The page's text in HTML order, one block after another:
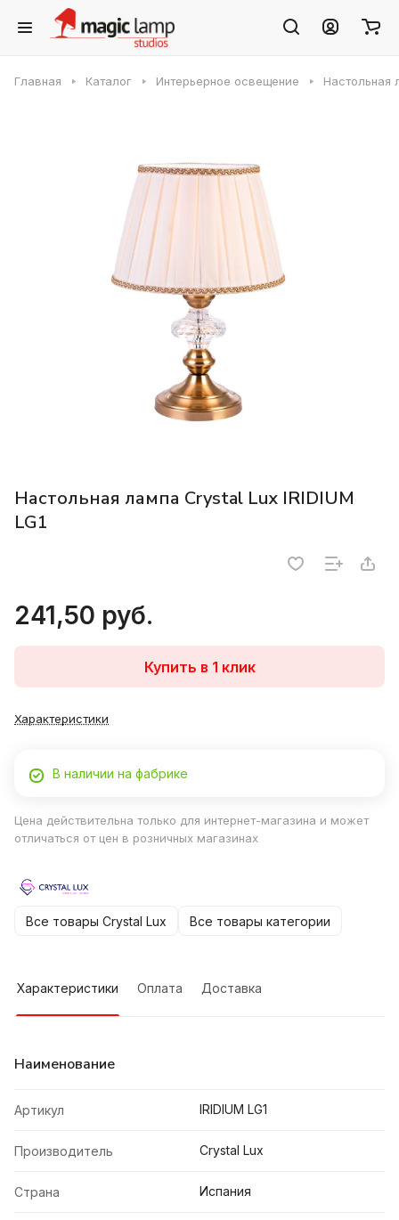
Главная Каталог Интерьерное освещение Настольная
Настольная лампа Crystal Lux IRIDIUM
LG1
241,50 руб.
Купить в 1 клик
Характеристики
В наличии на фабрике
Цена действительна только для интернет-магазина и может
отличаться от цен в розничных магазинах
Все товары Crystal Lux Все товары категории
Характеристики Оплата Доставка
Наименование
Артикул IRIDIUM LG1
Производитель Crystal Lux
Страна Испания